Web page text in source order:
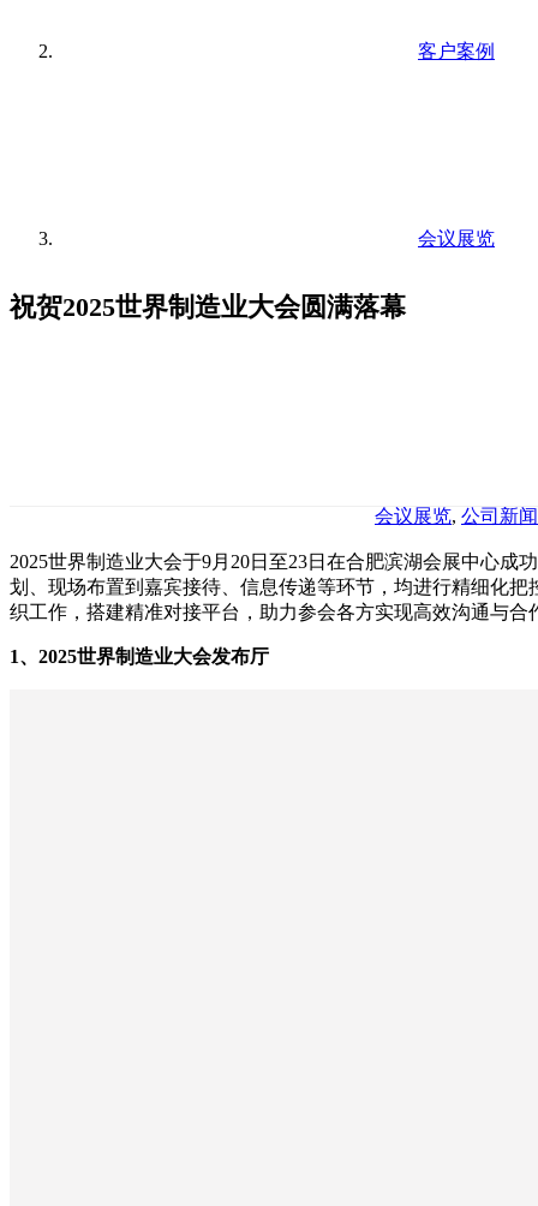
客户案例
会议展览
祝贺2025世界制造业大会圆满落幕
会议展览, 公司新闻
2025世界制造业大会于9月20日至23日在合肥滨湖会展中心
划、现场布置到嘉宾接待、信息传递等环节，均进行精细化
织工作，搭建精准对接平台，助力参会各方实现高效沟通与
1、2025世界制造业大会发布厅